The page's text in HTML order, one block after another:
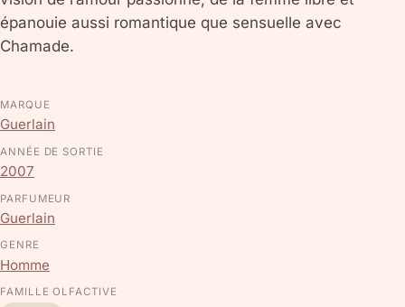
épanouie aussi romantique que sensuelle avec
Chamade.
MARQUE
Guerlain
ANNÉE DE SORTIE
2007
PARFUMEUR
Guerlain
GENRE
Homme
FAMILLE OLFACTIVE